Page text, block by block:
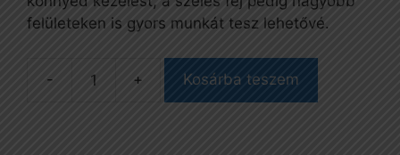
felületeken is gyors munkát tesz lehetővé.
-
Padlólehúzó,
+ Kosárba teszem